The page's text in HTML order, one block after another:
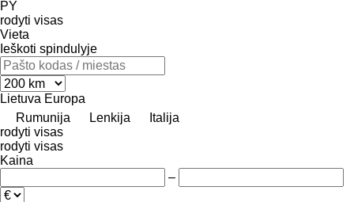
PY
rodyti visas
Vieta
Ieškoti spindulyje
Lietuva Europa
Rumunija
Lenkija
Italija
rodyti visas
rodyti visas
Kaina
–